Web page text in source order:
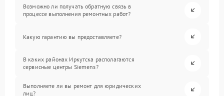
Возможно ли получать обратную связь в
процессе выполнения ремонтных работ?
Какую гарантию вы предоставляете?
В каких районах Иркутска располагаются
сервисные центры Siemens?
Выполняете ли вы ремонт для юридических
лиц?